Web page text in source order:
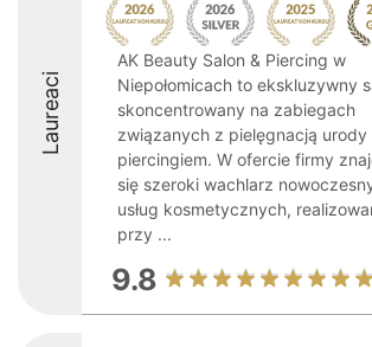
Laureaci
AK Beauty Salon & Piercing w
Niepołomicach to ekskluzywny
skoncentrowany na zabiegach
związanych z pielęgnacją urody
piercingiem. W ofercie firmy
się szeroki wachlarz
usług kosmetycznych,
przy ...
9.8